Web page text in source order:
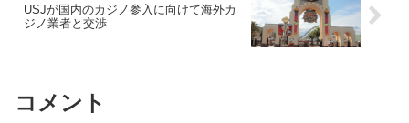
USJが国内のカジノ参入に向けて海外カ
ジノ業者と交渉
コメント